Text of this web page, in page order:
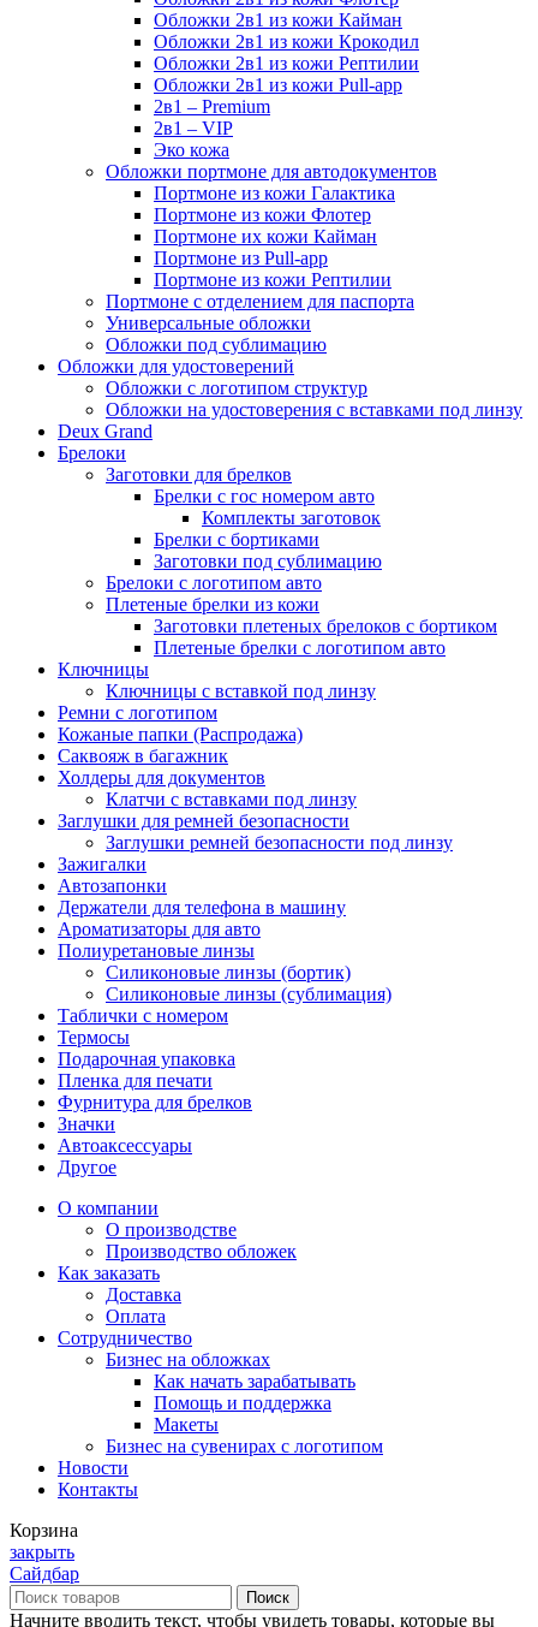
Обложки 2в1 из кожи Кайман
Обложки 2в1 из кожи Крокодил
Обложки 2в1 из кожи Рептилии
Обложки 2в1 из кожи Pull-app
2в1 – Premium
2в1 – VIP
Эко кожа
Обложки портмоне для автодокументов
Портмоне из кожи Галактика
Портмоне из кожи Флотер
Портмоне их кожи Кайман
Портмоне из Pull-app
Портмоне из кожи Рептилии
Портмоне с отделением для паспорта
Универсальные обложки
Обложки под сублимацию
Обложки для удостоверений
Обложки с логотипом структур
Обложки на удостоверения с вставками под линзу
Deux Grand
Брелоки
Заготовки для брелков
Брелки с гос номером авто
Комплекты заготовок
Брелки с бортиками
Заготовки под сублимацию
Брелоки с логотипом авто
Плетеные брелки из кожи
Заготовки плетеных брелоков с бортиком
Плетеные брелки с логотипом авто
Ключницы
Ключницы с вставкой под линзу
Ремни с логотипом
Кожаные папки (Распродажа)
Саквояж в багажник
Холдеры для документов
Клатчи с вставками под линзу
Заглушки для ремней безопасности
Заглушки ремней безопасности под линзу
Зажигалки
Автозапонки
Держатели для телефона в машину
Ароматизаторы для авто
Полиуретановые линзы
Силиконовые линзы (бортик)
Силиконовые линзы (сублимация)
Таблички с номером
Термосы
Подарочная упаковка
Пленка для печати
Фурнитура для брелков
Значки
Автоаксессуары
Другое
О компании
О производстве
Производство обложек
Как заказать
Доставка
Оплата
Сотрудничество
Бизнес на обложках
Как начать зарабатывать
Помощь и поддержка
Макеты
Бизнес на сувенирах с логотипом
Новости
Контакты
Корзина
закрыть
Сайдбар
Поиск
Начните вводить текст, чтобы увидеть товары, которые вы